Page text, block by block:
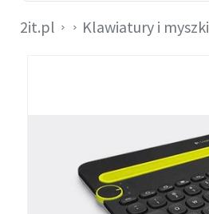
2it.pl Klawiatury i myszki